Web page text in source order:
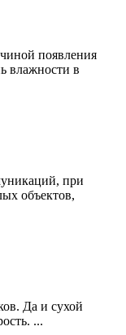
появления
влажности в
при
объектов,
Да и сухой
...